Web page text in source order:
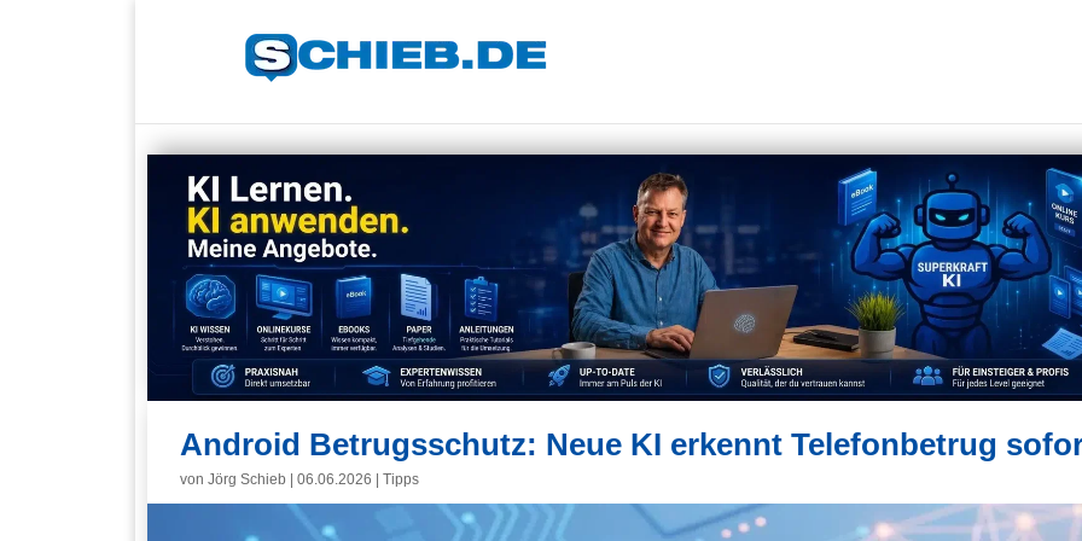
Android Betrugsschutz: Neue KI erkennt Telefonbetrug
von Jörg Schieb 06.06.2026 Tipps